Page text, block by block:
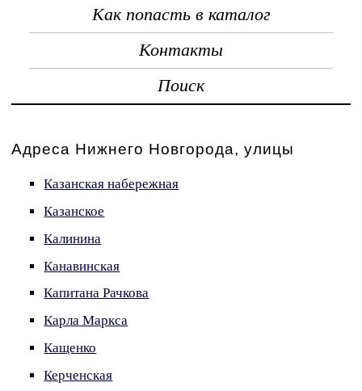
Как попасть в каталог
Контакты
Поиск
Адреса Нижнего Новгорода, улицы
Казанская набережная
Казанское
Калинина
Канавинская
Капитана Рачкова
Карла Маркса
Кащенко
Керченская